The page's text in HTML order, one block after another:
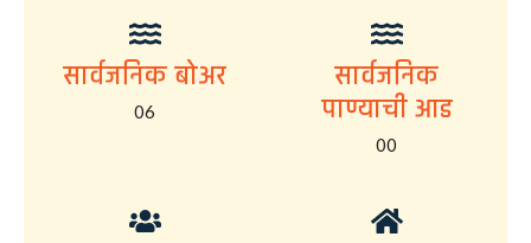
सार्वजनिक बोअर
06
सार्वजनिक
पाण्याची आड
00